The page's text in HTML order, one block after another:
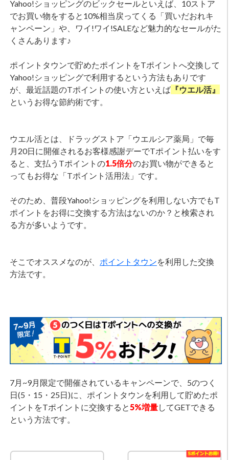
Yahoo!ショッピングのビックセールといえば、10ストア
でお買い物をすると10%相当戻ってくる「買いだおれキ
ャンペーン」や、ワイ!ワイ!SALEなど魅力的なセールがた
くさんあります♪
ポイントタウンで貯めたポイントをTポイントへ交換して
Yahoo!ショッピングで利用するという方法もありです
が、最近話題のTポイントの使い方といえば『ウエル活』
というお得な節約術です。
ウエル活とは、ドラッグストア「ウエルシア薬局」で毎
月20日に開催されるお客様感謝デーでTポイント払いをす
ると、支払うTポイントの1.5倍分のお買い物ができると
ってもお得な「Tポイント活用法」です。
そのため、普段Yahoo!ショッピングを利用しない方でもT
ポイントをお得に交換する方法はないのか？と検索され
る方が多いようです。
そこでオススメなのが、 ポイントタウンを利用した交換
方法です。
7月~9月限定で開催されているキャンペーンで、5のつく
日(5・15・25日)に、ポイントタウンを利用して貯めたポ
イントをTポイントに交換すると5%増量してGETできる
という方法です。